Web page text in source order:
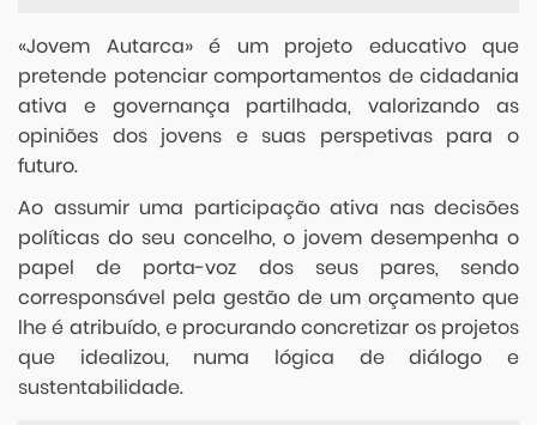
«Jovem Autarca» é um projeto educativo que
pretende potenciar comportamentos de cidadania
ativa e governança partilhada, valorizando as
opiniões dos jovens e suas perspetivas para o
futuro.
Ao assumir uma participação ativa nas decisões
políticas do seu concelho, o jovem desempenha o
papel de porta-voz dos seus pares, sendo
corresponsável pela gestão de um orçamento que
lhe é atribuído, e procurando concretizar os projetos
que idealizou, numa lógica de diálogo e
sustentabilidade.